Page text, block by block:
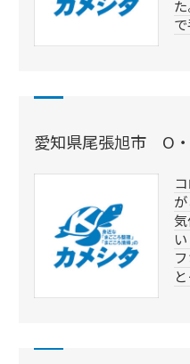
愛知県尾張旭市 O